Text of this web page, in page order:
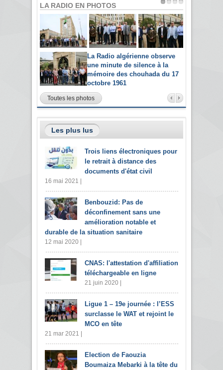
LA RADIO EN PHOTOS
La Radio algérienne observe
une minute de silence à la
mémoire des chouhada du 17
octobre 1961
Toutes les photos
Les plus lus
Trois liens électroniques pour
le retrait à distance des
documents d'état civil
16 mai 2021 |
Benbouzid: Pas de
déconfinement sans une
amélioration notable et
durable de la situation sanitaire
12 mai 2020 |
CNAS: l'attestation d'affiliation
téléchargeable en ligne
21 juin 2020 |
Ligue 1 – 19e journée : l’ESS
surclasse le WAT et rejoint le
MCO en tête
21 mar 2021 |
Election de Faouzia
Boumaiza Mebarki à la tête du